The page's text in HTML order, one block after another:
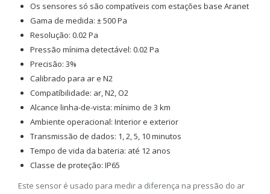
Os sensores só são compatíveis com estações base Aranet
Gama de medida: ± 500 Pa
Resolução: 0.02 Pa
Pressão mínima detectável: 0.02 Pa
Precisão: 3%
Calibrado para ar e N2
Compatíbilidade: ar, N2, O2
Alcance linha-de-vista: mínimo de 3 km
Ambiente operacional: Interior e exterior
Transmissão de dados: 1, 2, 5, 10 minutos
Tempo de vida da bateria: até 12 anos
Classe de proteção: IP65
Este sensor é usado para medir a diferença na pressão do ar